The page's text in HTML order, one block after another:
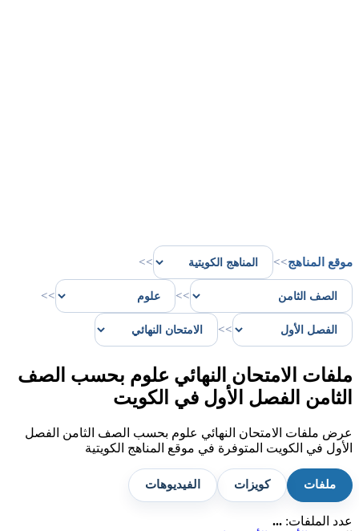
موقع المناهج>>
>>
>>
>>
>>
ملفات الامتحان النهائي علوم بحسب الصف
الثامن الفصل الأول في الكويت
عرض ملفات الامتحان النهائي علوم بحسب الصف الثامن الفصل
الأول في الكويت المتوفرة في موقع المناهج الكويتية
ملفات كويزات الفيديوهات
عدد الملفات: ...